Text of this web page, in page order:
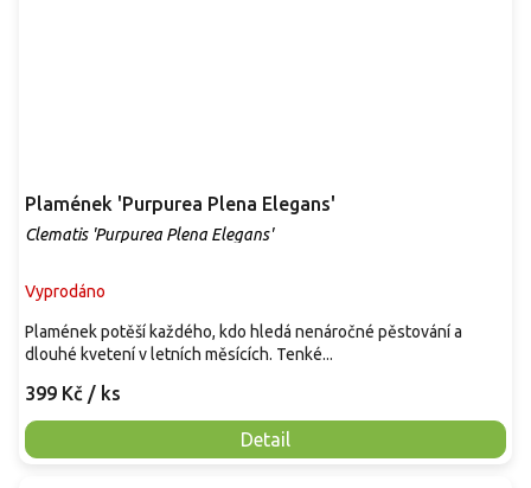
Plamének 'Purpurea Plena Elegans'
Clematis 'Purpurea Plena Elegans'
Vyprodáno
399 Kč / ks
Detail
Plamének potěší každého, kdo hledá nenáročné pěstování a
dlouhé kvetení v letních měsících. Tenké...